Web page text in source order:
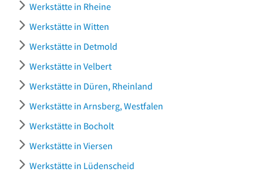
Werkstätte in Rheine
Werkstätte in Witten
Werkstätte in Detmold
Werkstätte in Velbert
Werkstätte in Düren, Rheinland
Werkstätte in Arnsberg, Westfalen
Werkstätte in Bocholt
Werkstätte in Viersen
Werkstätte in Lüdenscheid